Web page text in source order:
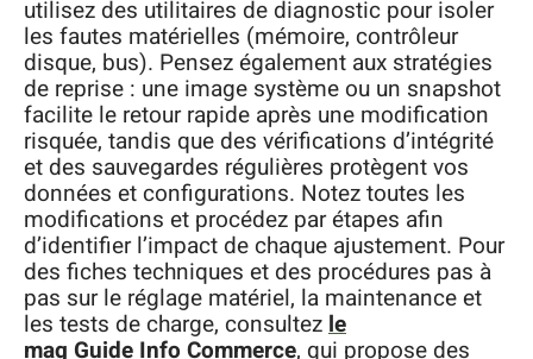
utilisez des utilitaires de diagnostic pour isoler
les fautes matérielles (mémoire, contrôleur
disque, bus). Pensez également aux stratégies
de reprise : une image système ou un snapshot
facilite le retour rapide après une modification
risquée, tandis que des vérifications d’intégrité
et des sauvegardes régulières protègent vos
données et configurations. Notez toutes les
modifications et procédez par étapes afin
d’identifier l’impact de chaque ajustement. Pour
des fiches techniques et des procédures pas à
pas sur le réglage matériel, la maintenance et
les tests de charge, consultezle
mag Guide Info Commerce, qui propose des